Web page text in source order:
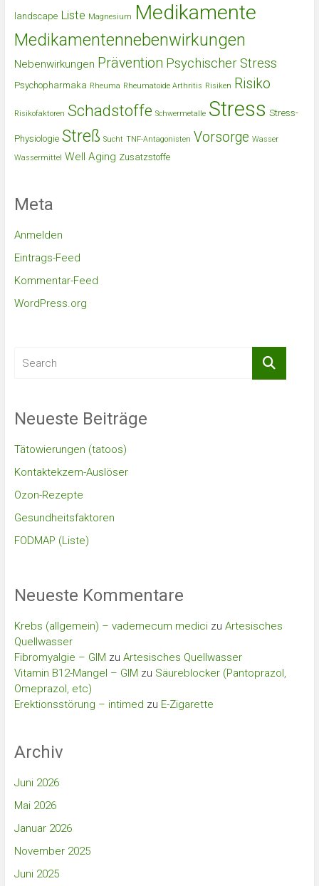
landscape Liste Magnesium Medikamente
Medikamentennebenwirkungen
Nebenwirkungen Prävention Psychischer Stress
Psychopharmaka Rheuma Rheumatoide Arthritis Risiken Risiko
Risikofaktoren Schadstoffe Schwermetalle Stress Stress-
Physiologie Streß Sucht TNF-Antagonisten Vorsorge Wasser
Wassermittel Well Aging Zusatzstoffe
Meta
Anmelden
Eintrags-Feed
Kommentar-Feed
WordPress.org
Neueste Beiträge
Tätowierungen (tatoos)
Kontaktekzem-Auslöser
Ozon-Rezepte
Gesundheitsfaktoren
FODMAP (Liste)
Neueste Kommentare
Krebs (allgemein) – vademecum medicizu Artesisches
Quellwasser
Fibromyalgie – GIM zu Artesisches Quellwasser
Vitamin B12-Mangel – GIM zu Säureblocker (Pantoprazol,
Omeprazol, etc)
Erektionsstörung – intimed zu E-Zigarette
Archiv
Juni 2026
Mai 2026
Januar 2026
November 2025
Juni 2025